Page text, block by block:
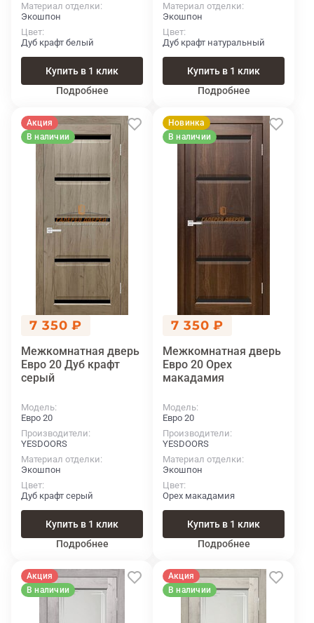
Материал отделки
Экошпон
Цвет
Дуб крафт белый
Купить в 1 клик
Подробнее
Материал отделки
Экошпон
Цвет
Дуб крафт натуральный
Купить в 1 клик
Подробнее
Акция
В наличии
7 350 ₽
Межкомнатная дверь
Евро 20 Дуб крафт
серый
Модель
Евро 20
Производители
YESDOORS
Материал отделки
Экошпон
Цвет
Дуб крафт серый
Купить в 1 клик
Подробнее
Новинка
В наличии
7 350 ₽
Межкомнатная дверь
Евро 20 Орех
макадамия
Модель
Евро 20
Производители
YESDOORS
Материал отделки
Экошпон
Цвет
Орех макадамия
Купить в 1 клик
Подробнее
Акция
В наличии
Акция
В наличии